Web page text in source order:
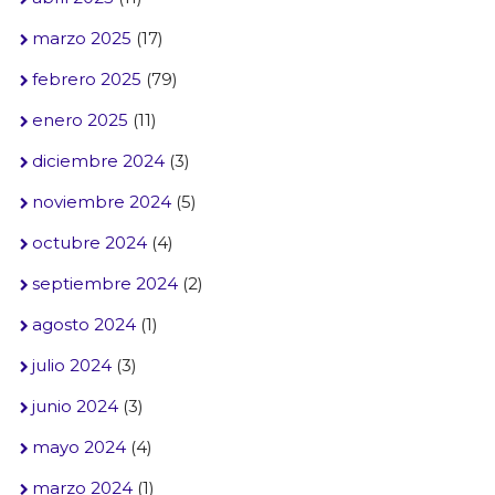
marzo 2025 (17)
febrero 2025 (79)
enero 2025 (11)
diciembre 2024(3)
noviembre 2024(5)
octubre 2024(4)
septiembre 2024(2)
agosto 2024(1)
julio 2024(3)
junio 2024(3)
mayo 2024(4)
marzo 2024(1)